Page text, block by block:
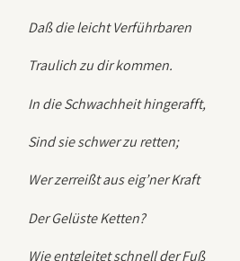
Daß die leicht Verführbaren
Traulich zu dir kommen.
In die Schwachheit hingerafft,
Sind sie schwer zu retten;
Wer zerreißt aus eig’ner Kraft
Der Gelüste Ketten?
Wie entgleitet schnell der Fuß